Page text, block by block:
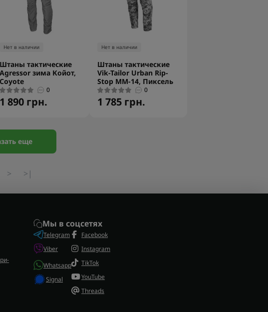
Нет в наличии
Штаны тактические
Agressor зима Койот,
Coyote
0
1 890 грн.
Нет в наличии
Штаны тактические
Vik-Tailor Urban Rip-
Stop ММ-14, Пиксель
0
1 785 грн.
еще
> >|
Мы в соцсетях
Telegram
Viber
Whatsapp
Signal
Facebook
Instagram
TikTok
YouTube
Threads